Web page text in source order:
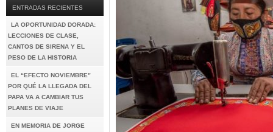
ENTRADAS RECIENTES
LA OPORTUNIDAD DORADA:
LECCIONES DE CLASE,
CANTOS DE SIRENA Y EL
PESO DE LA HISTORIA
EL “EFECTO NOVIEMBRE”
POR QUÉ LA LLEGADA DEL
PAPA VA A CAMBIAR TUS
PLANES DE VIAJE
EN MEMORIA DE JORGE